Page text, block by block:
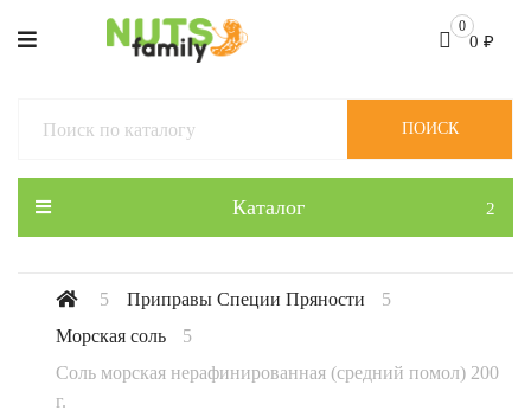
0
0 ₽
Каталог
ПОИСК
Приправы Специи Пряности
Морская соль
Соль морская нерафинированная (средний помол) 200
г.